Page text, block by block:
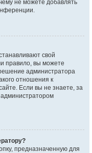
не можете добавлять
свой
правило, вы можете
администратора
отношения к
Если вы не знаете, за
предназначенную для